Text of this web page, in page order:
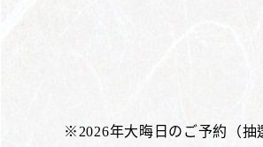
※2026年大晦日のご予約（抽